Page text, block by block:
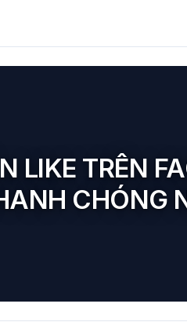
LIKE TRÊN
CHÓNG